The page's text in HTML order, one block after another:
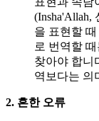
(Insha'Allah,
을 표현할
로 번역할
찾아야 합니
역보다는 의
2. 흔한 오류